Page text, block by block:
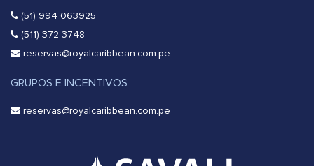
(51) 994 063925
(511) 372 3748
reservas@royalcaribbean.com.pe
GRUPOS E INCENTIVOS
reservas@royalcaribbean.com.pe